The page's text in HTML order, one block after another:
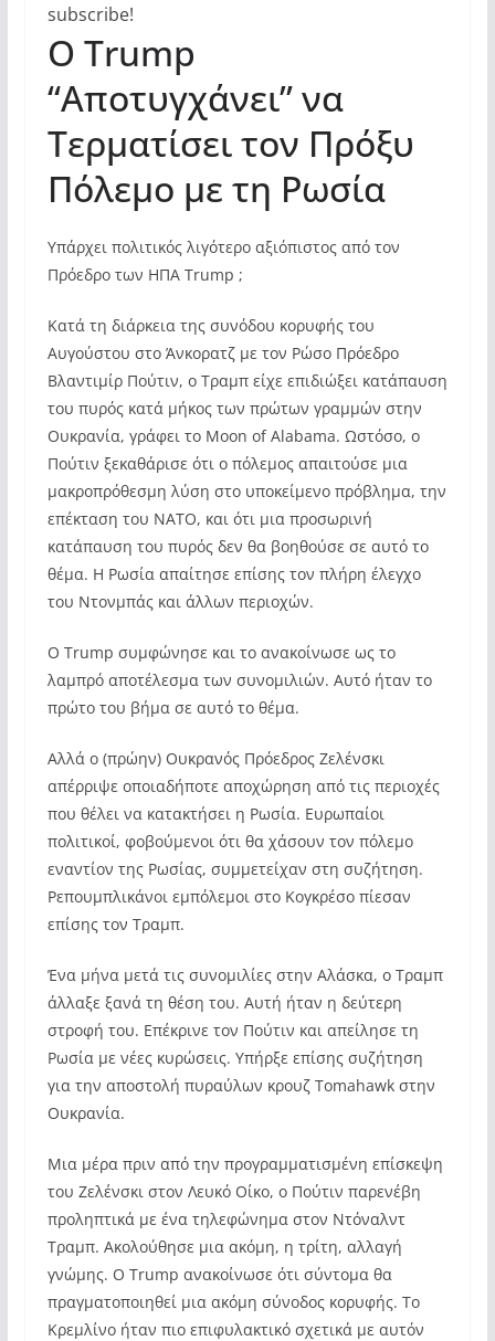
subscribe!
Ο Trump
“Αποτυγχάνει” να
Τερματίσει τον Πρόξυ
Πόλεμο με τη Ρωσία
Υπάρχει πολιτικός λιγότερο αξιόπιστος από τον
Πρόεδρο των ΗΠΑ Trump ;
Κατά τη διάρκεια της συνόδου κορυφής του
Αυγούστου στο Άνκορατζ με τον Ρώσο Πρόεδρο
Βλαντιμίρ Πούτιν, ο Τραμπ είχε επιδιώξει κατάπαυση
του πυρός κατά μήκος των πρώτων γραμμών στην
Ουκρανία, γράφει το Moon of Alabama. Ωστόσο, ο
Πούτιν ξεκαθάρισε ότι ο πόλεμος απαιτούσε μια
μακροπρόθεσμη λύση στο υποκείμενο πρόβλημα, την
επέκταση του ΝΑΤΟ, και ότι μια προσωρινή
κατάπαυση του πυρός δεν θα βοηθούσε σε αυτό το
θέμα. Η Ρωσία απαίτησε επίσης τον πλήρη έλεγχο
του Ντονμπάς και άλλων περιοχών.
Ο Trump συμφώνησε και το ανακοίνωσε ως το
λαμπρό αποτέλεσμα των συνομιλιών. Αυτό ήταν το
πρώτο του βήμα σε αυτό το θέμα.
Αλλά ο (πρώην) Ουκρανός Πρόεδρος Ζελένσκι
απέρριψε οποιαδήποτε αποχώρηση από τις περιοχές
που θέλει να κατακτήσει η Ρωσία. Ευρωπαίοι
πολιτικοί, φοβούμενοι ότι θα χάσουν τον πόλεμο
εναντίον της Ρωσίας, συμμετείχαν στη συζήτηση.
Ρεπουμπλικάνοι εμπόλεμοι στο Κογκρέσο πίεσαν
επίσης τον Τραμπ.
Ένα μήνα μετά τις συνομιλίες στην Αλάσκα, ο Τραμπ
άλλαξε ξανά τη θέση του. Αυτή ήταν η δεύτερη
στροφή του. Επέκρινε τον Πούτιν και απείλησε τη
Ρωσία με νέες κυρώσεις. Υπήρξε επίσης συζήτηση
για την αποστολή πυραύλων κρουζ Tomahawk στην
Ουκρανία.
Μια μέρα πριν από την προγραμματισμένη επίσκεψη
του Ζελένσκι στον Λευκό Οίκο, ο Πούτιν παρενέβη
προληπτικά με ένα τηλεφώνημα στον Ντόναλντ
Τραμπ. Ακολούθησε μια ακόμη, η τρίτη, αλλαγή
γνώμης. Ο Trump ανακοίνωσε ότι σύντομα θα
πραγματοποιηθεί μια ακόμη σύνοδος κορυφής. Το
Κρεμλίνο ήταν πιο επιφυλακτικό σχετικά με αυτόν